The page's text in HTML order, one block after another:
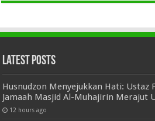
Latest Posts
Husnudzon Menyejukkan Hati: Ustaz
Jamaah Masjid Al-Muhajirin Merajut
12 hours ago